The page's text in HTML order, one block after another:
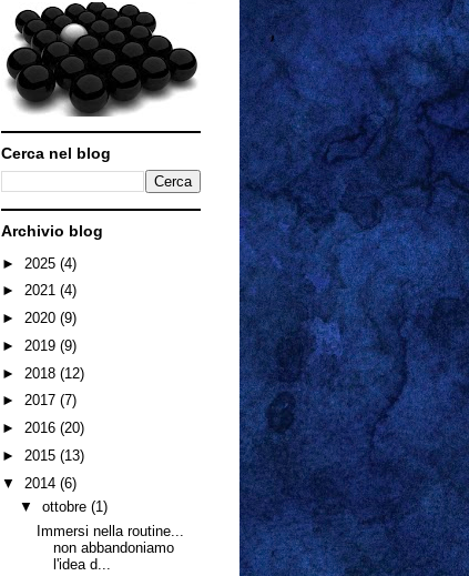
Cerca nel blog
Archivio blog
► 2025 (4)
► 2021 (4)
► 2020 (9)
► 2019 (9)
► 2018 (12)
► 2017 (7)
► 2016 (20)
► 2015 (13)
▼ 2014 (6)
▼ ottobre (1)
Immersi nella routine...
non abbandoniamo
l'idea d...